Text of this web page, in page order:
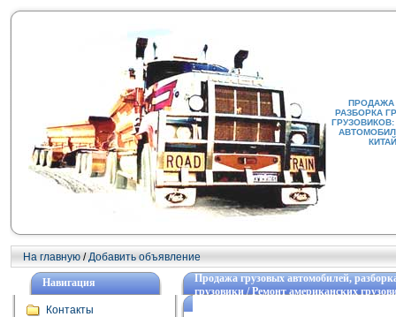
ПРОДАЖА
РАЗБОРКА
На главную /Добавить объявление
Навигация
Контакты
Продажа грузовых автомобилей,
грузовики / Ремонт американских